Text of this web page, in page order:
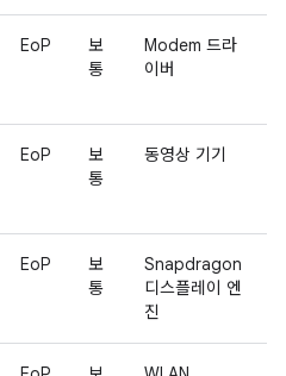
EoP
보
통
Modem 드라
이버
EoP
보
통
동영상 기기
EoP
보
통
Snapdragon
디스플레이 엔
진